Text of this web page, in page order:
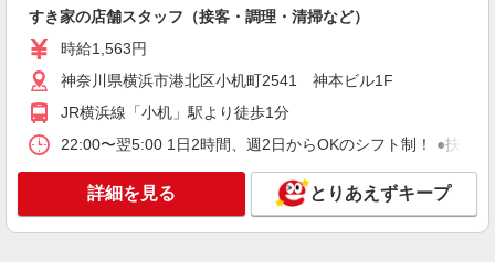
高校生時給1,225円 ※早朝手当（5:00〜9:00）時給
＋150円
キープ 詳細を見る
すき家 港北小机店
すき家の店舗スタッフ（接客・調理・清掃な
ど）
すき家の店舗スタッフ（接客・調理・清掃など）
時給1,563円
神奈川県横浜市港北区小机町2541 神本ビル1F
JR横浜線「小机」駅より徒歩1分
22:00〜翌5:00 1日2時間、週2日からOKのシフト制！ ●扶養
詳細を見る とりあえずキープ